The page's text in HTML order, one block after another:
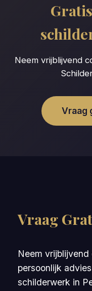
Neem vrijblijvend
Vraag
Vraag
Neem
persoonlijk
schilderwerk in